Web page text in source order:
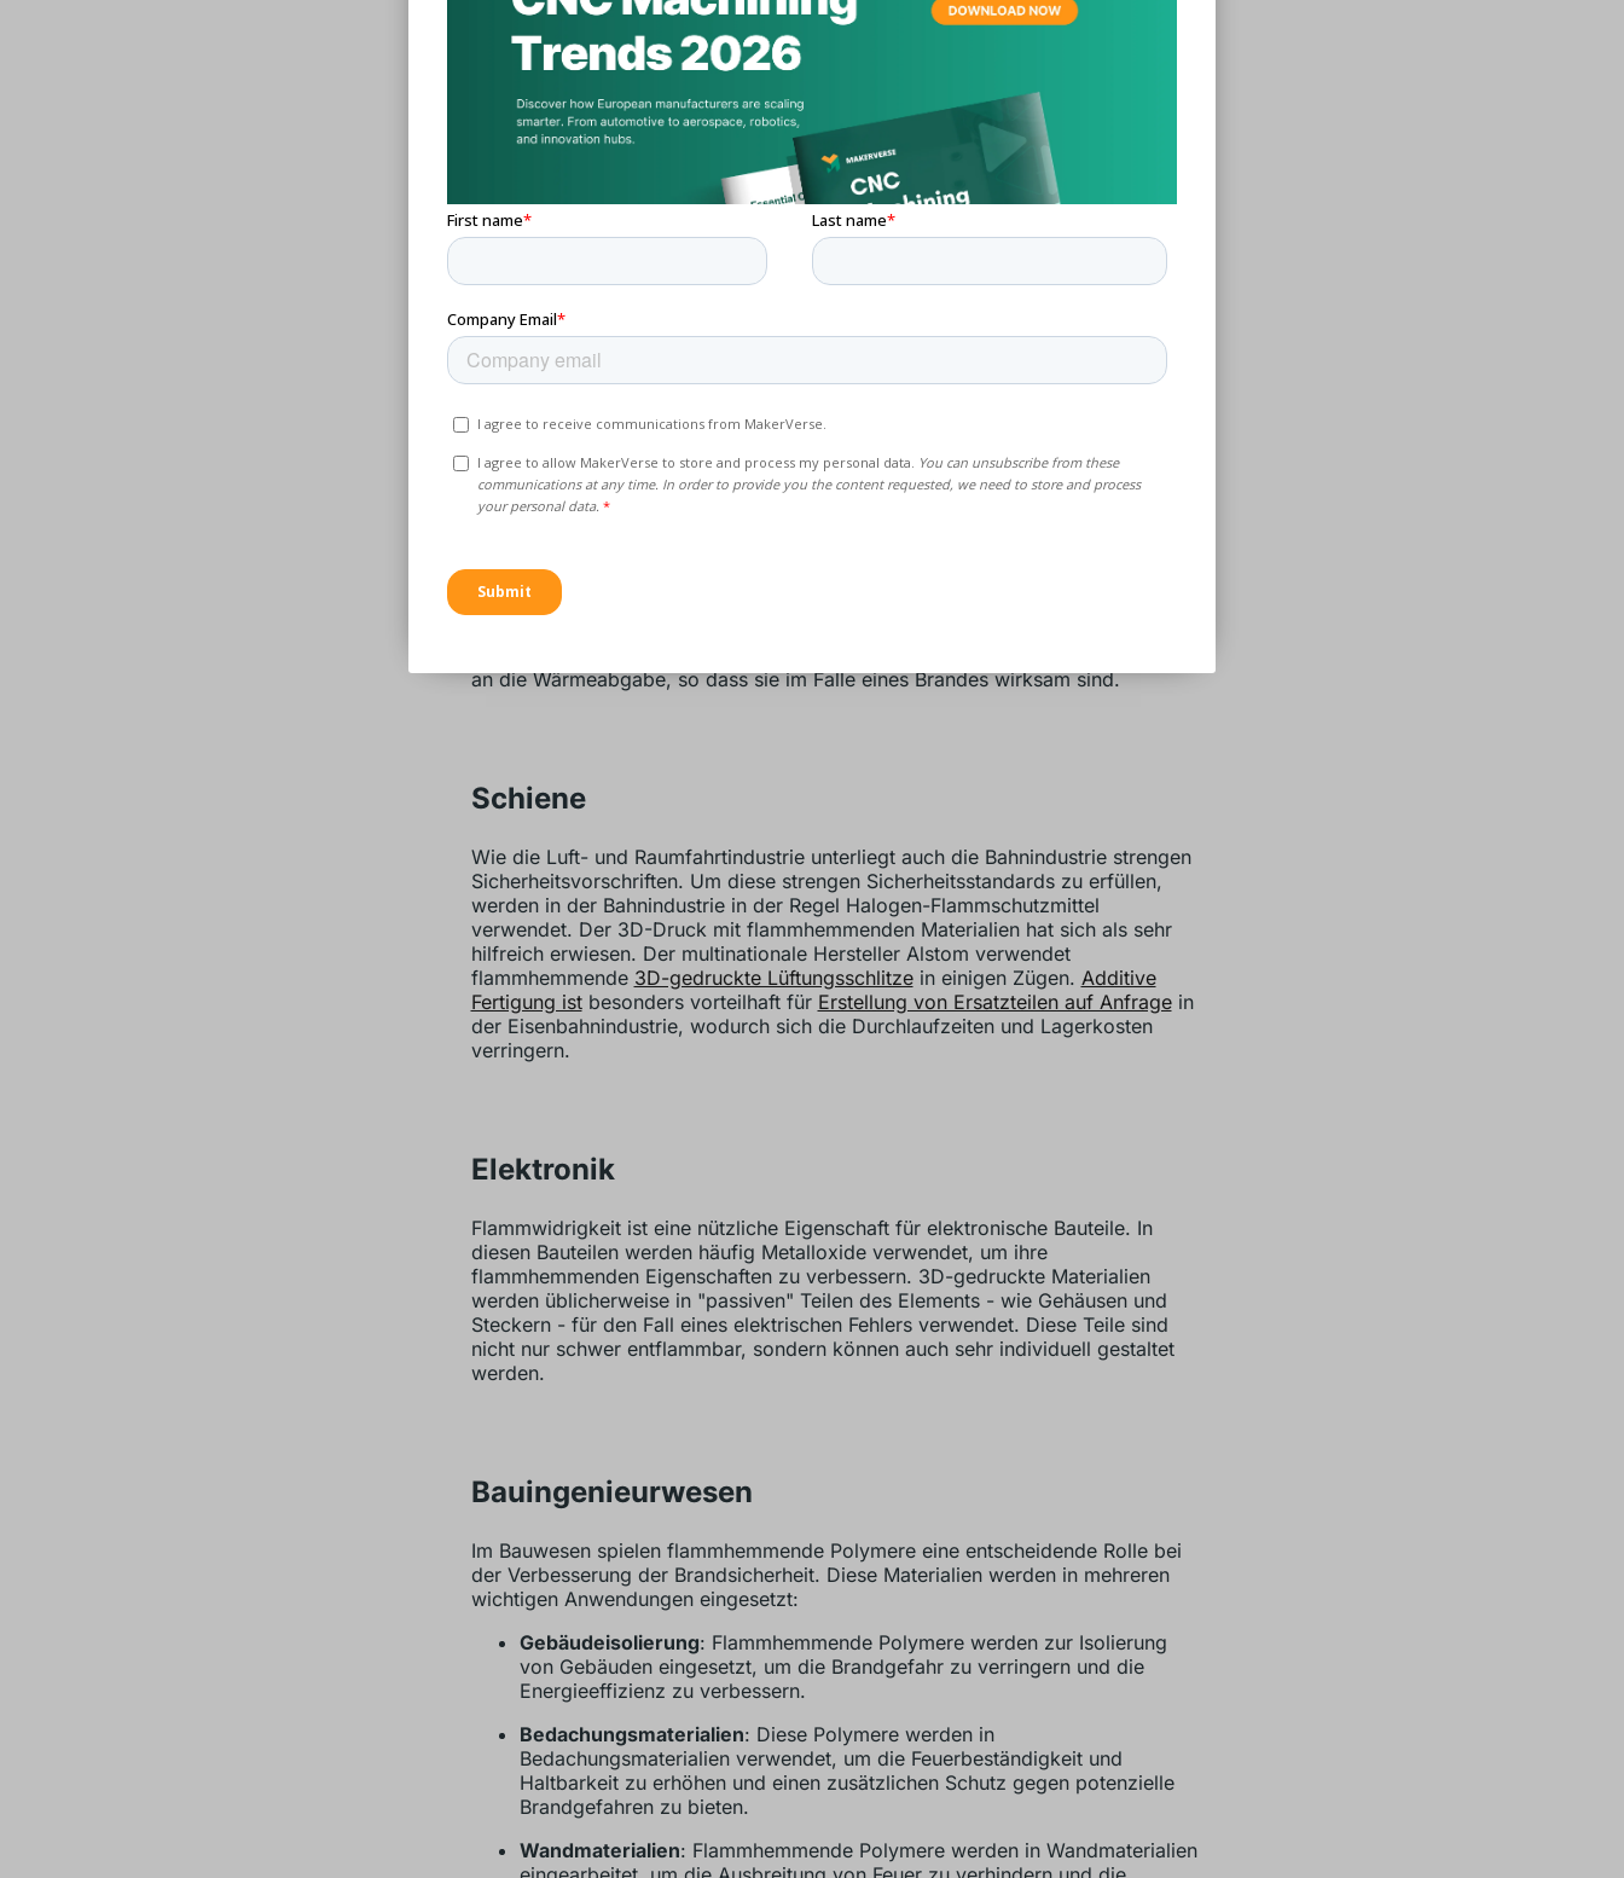
In der Luft- und Raumfahrtindustrie, in der flammhemmende Kunststoffe
unverzichtbar sind, ist Sicherheit von entscheidender Bedeutung. Strenge
Innenkabine, z. B. Paneele, mit flammhemmenden Materialien durch selektives
Lasersintern und
an die Wärmeabgabe, so dass sie im Falle eines Brandes wirksam sind.
Schiene
Wie die Luft- und Raumfahrtindustrie unterliegt auch die Bahnindustrie strengen
Sicherheitsvorschriften. Um diese strengen Sicherheitsstandards zu erfüllen,
werden in der Bahnindustrie in der Regel Halogen-Flammschutzmittel
verwendet. Der 3D-Druck mit flammhemmenden Materialien hat sich als sehr
hilfreich erwiesen. Der multinationale Hersteller Alstom verwendet
flammhemmende 3D-gedruckte Lüftungsschlitzein einigen Zügen. Additive
Fertigung istbesonders vorteilhaft für Erstellung von Ersatzteilen auf Anfragein
der Eisenbahnindustrie, wodurch sich die Durchlaufzeiten und Lagerkosten
verringern.
Elektronik
Flammwidrigkeit ist eine nützliche Eigenschaft für elektronische Bauteile. In
diesen Bauteilen werden häufig Metalloxide verwendet, um ihre
flammhemmenden Eigenschaften zu verbessern. 3D-gedruckte Materialien
werden üblicherweise in "passiven" Teilen des Elements - wie Gehäusen und
Steckern - für den Fall eines elektrischen Fehlers verwendet. Diese Teile sind
nicht nur schwer entflammbar, sondern können auch sehr individuell gestaltet
werden.
Bauingenieurwesen
Im Bauwesen spielen flammhemmende Polymere eine entscheidende Rolle bei
der Verbesserung der Brandsicherheit. Diese Materialien werden in mehreren
wichtigen Anwendungen eingesetzt:
Gebäudeisolierung: Flammhemmende Polymere werden zur Isolierung
von Gebäuden eingesetzt, um die Brandgefahr zu verringern und die
Energieeffizienz zu verbessern.
Bedachungsmaterialien: Diese Polymere werden in
Bedachungsmaterialien verwendet, um die Feuerbeständigkeit und
Haltbarkeit zu erhöhen und einen zusätzlichen Schutz gegen potenzielle
Brandgefahren zu bieten.
Wandmaterialien: Flammhemmende Polymere werden in Wandmaterialien